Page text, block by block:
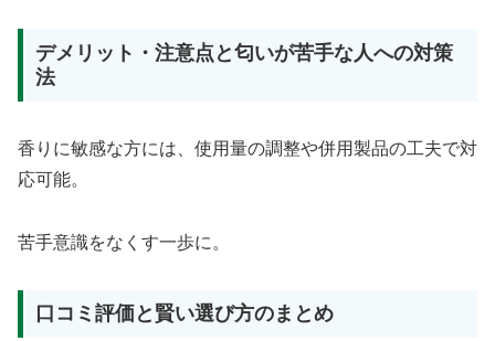
デメリット・注意点と匂いが苦手な人への対策
法
香りに敏感な方には、使用量の調整や併用製品の工夫で対
応可能。
苦手意識をなくす一歩に。
口コミ評価と賢い選び方のまとめ